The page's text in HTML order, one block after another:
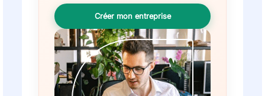
Créer mon entreprise